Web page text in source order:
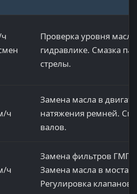
Проверка уровня
гидравлике. Смазка
стрелы.
ч
Замена масла в
натяжения ремней.
валов.
ч
Замена фильтров ГМП
Замена масла в мостах
Регулировка клапанов